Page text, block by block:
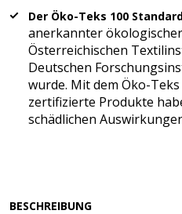
Der Öko-Teks 100
anerkannter
Österreichischen
Deutschen
wurde. Mit dem Öko-
zertifizierte Produkte
schädlichen
BESCHREIBUNG